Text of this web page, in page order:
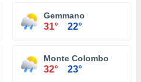
Gemmano
31° 22°
Monte Colombo
32° 23°